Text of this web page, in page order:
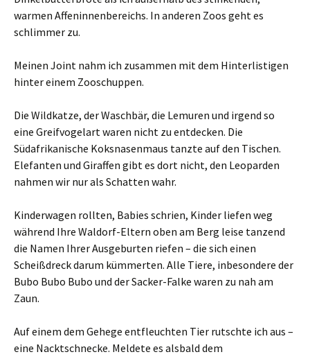
warmen Affeninnenbereichs. In anderen Zoos geht es
schlimmer zu.
Meinen Joint nahm ich zusammen mit dem Hinterlistigen
hinter einem Zooschuppen.
Die Wildkatze, der Waschbär, die Lemuren und irgend so
eine Greifvogelart waren nicht zu entdecken. Die
Südafrikanische Koksnasenmaus tanzte auf den Tischen.
Elefanten und Giraffen gibt es dort nicht, den Leoparden
nahmen wir nur als Schatten wahr.
Kinderwagen rollten, Babies schrien, Kinder liefen weg
während Ihre Waldorf-Eltern oben am Berg leise tanzend
die Namen Ihrer Ausgeburten riefen – die sich einen
Scheißdreck darum kümmerten. Alle Tiere, inbesondere der
Bubo Bubo Bubo und der Sacker-Falke waren zu nah am
Zaun.
Auf einem dem Gehege entfleuchten Tier rutschte ich aus –
eine Nacktschnecke. Meldete es alsbald dem